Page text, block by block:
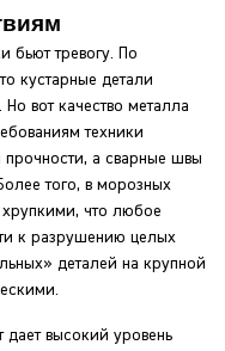
бьют тревогу. По
кустарные детали
вот качество металла
техники
прочности, а сварные швы
того, в морозных
хрупкими, что любое
к разрушению целых
деталей на крупной
высокий уровень